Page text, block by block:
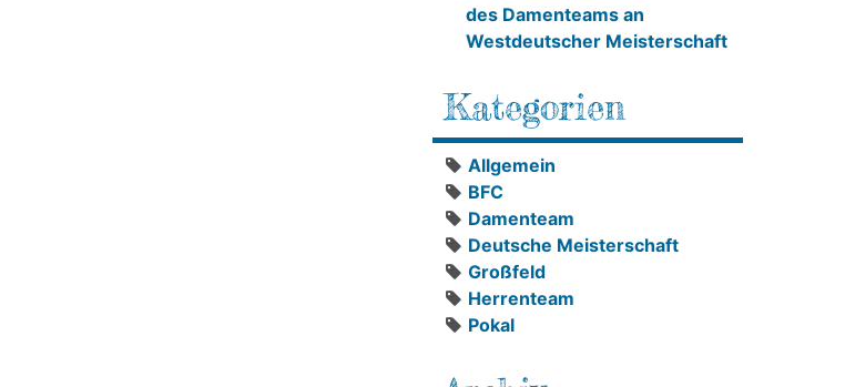
des Damenteams an
Westdeutscher Meisterschaft
Kategorien
Allgemein
BFC
Damenteam
Deutsche Meisterschaft
Großfeld
Herrenteam
Pokal